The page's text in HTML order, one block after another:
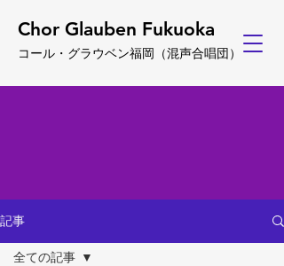
Chor Glauben Fukuoka
コール・グラウベン福岡 （混声合唱団）
記事
全ての記事